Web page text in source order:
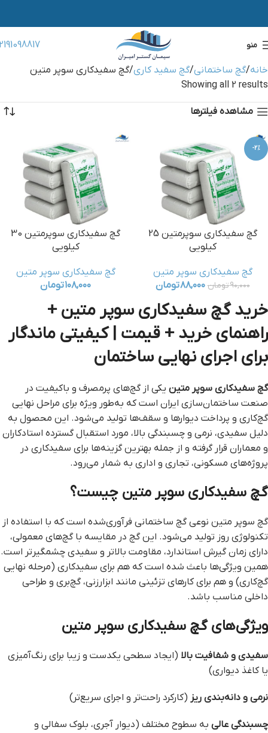
منو
خانه گچ ساختمانی گچ سفید کاری گچ سفیدکاری سوپر متین
Showing all 2 results
مشاهده فیلترها
-2%
گچ سفیدکاری سوپرمتین 25
کیلویی
گچ سفیدکاری سوپر متین
۹۰,۰۰۰تومان ۸۸,۰۰۰تومان
گچ سفیدکاری سوپرمتین 30
کیلویی
گچ سفیدکاری سوپر متین
۱۰۸,۰۰۰تومان
خرید گچ سفیدکاری سوپر متین +
راهنمای خرید + قیمت | کیفیتی ماندگار
برای اجرای نهایی ساختمان
گچ سفیدکاری سوپر متین یکی از گچ‌های پرمصرف و باکیفیت در
صنعت ساختمان‌سازی ایران است که به‌طور ویژه برای مراحل نهایی
گچ‌کاری و پرداخت دیوارها و سقف‌ها تولید می‌شود. این محصول به
دلیل سفیدی، نرمی و چسبندگی بالا، مورد استقبال گسترده استادکاران
و معماران قرار گرفته و از جمله بهترین گزینه‌ها برای سفیدکاری در
پروژه‌های مسکونی، تجاری و اداری به شمار می‌رود.
گچ سفیدکاری سوپر متین چیست؟
گچ سوپر متین نوعی گچ ساختمانی فرآوری‌شده است که با استفاده از
تکنولوژی روز تولید می‌شود. این گچ در مقایسه با گچ‌های معمولی،
دارای زمان گیرش استاندارد، مقاومت بالاتر و سفیدی چشمگیرتر است.
همین ویژگی‌ها باعث شده است که هم برای سفیدکاری (مرحله نهایی
گچ‌کاری) و هم برای کارهای تزئینی مانند ابزارزنی، گچ‌بری و طراحی
داخلی مناسب باشد.
ویژگی‌های گچ سفیدکاری سوپر متین
سفیدی و شفافیت بالا (ایجاد سطحی یکدست و زیبا برای رنگ‌آمیزی
یا کاغذ دیواری)
نرمی و دانه‌بندی ریز (کارکرد راحت‌تر و اجرای سریع‌تر)
چسبندگی عالی به سطوح مختلف (دیوار آجری، بلوک سفالی و